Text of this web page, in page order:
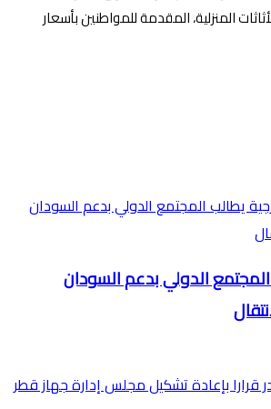
المنزلية، المقدمة للمواطنين بأسعار
المجتمع الدولي بدعم السودان